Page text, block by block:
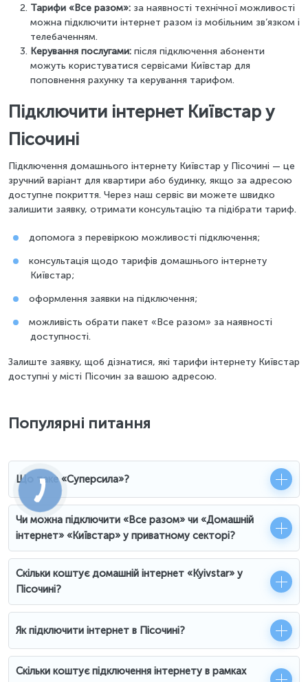
Тарифи «Все разом»: за наявності технічної можливості
можна підключити інтернет разом із мобільним зв’язком і
телебаченням.
Керування послугами: після підключення абоненти
можуть користуватися сервісами Київстар для
поповнення рахунку та керування тарифом.
Підключити інтернет Київстар у
Пісочині
Підключення домашнього інтернету Київстар у Пісочині — це
зручний варіант для квартири або будинку, якщо за адресою
доступне покриття. Через наш сервіс ви можете швидко
залишити заявку, отримати консультацію та підібрати тариф.
допомога з перевіркою можливості підключення;
консультація щодо тарифів домашнього інтернету
Київстар;
оформлення заявки на підключення;
можливість обрати пакет «Все разом» за наявності
доступності.
Залиште заявку, щоб дізнатися, які тарифи інтернету Київстар
доступні у місті Пісочин за вашою адресою.
Популярні питання
Що таке «Суперсила»?
Чи можна підключити «Все разом» чи «Домашній
інтернет» «Київстар» у приватному секторі?
Скільки коштує домашній інтернет «Kyivstar» у
Пісочині?
Як підключити інтернет в Пісочині?
Скільки коштує підключення інтернету в рамках